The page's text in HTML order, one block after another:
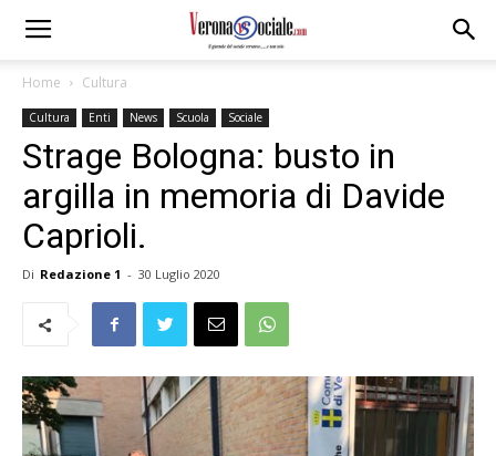
Home Cultura
Cultura Enti News Scuola Sociale
Strage Bologna: busto in
argilla in memoria di Davide
Caprioli.
Di Redazione 1 - 30 Luglio 2020